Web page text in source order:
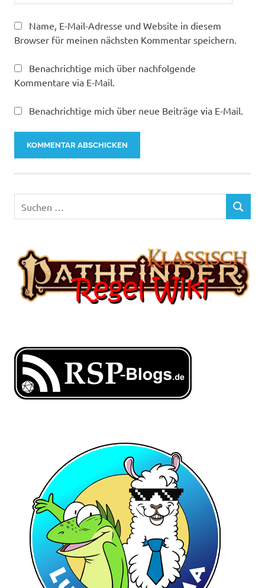
Name, E-Mail-Adresse und Website in diesem
Browser für meinen nächsten Kommentar speichern.
Benachrichtige mich über nachfolgende
Kommentare via E-Mail.
Benachrichtige mich über neue Beiträge via E-Mail.
nach:
SUCHEN